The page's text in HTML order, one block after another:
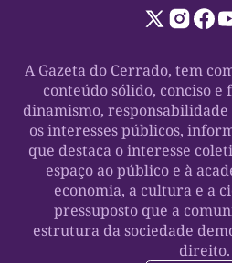
A Gazeta do Cerrado, tem
conteúdo sólido, conciso
dinamismo,
os interesses públicos,
que destaca o interesse
espaço ao público e à
economia, a cultura e a
pressuposto que a
estrutura da sociedade
direito.